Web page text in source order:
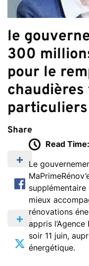
le
300
pour le
chaudières
particuliers
Share
Read Time:
Le
supplémentaire
mieux
rénovations
appris
soir 11 juin,
énergétique.